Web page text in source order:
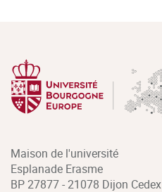
Maison de l'université
Esplanade Erasme
BP 27877 - 21078 Dijon Cedex